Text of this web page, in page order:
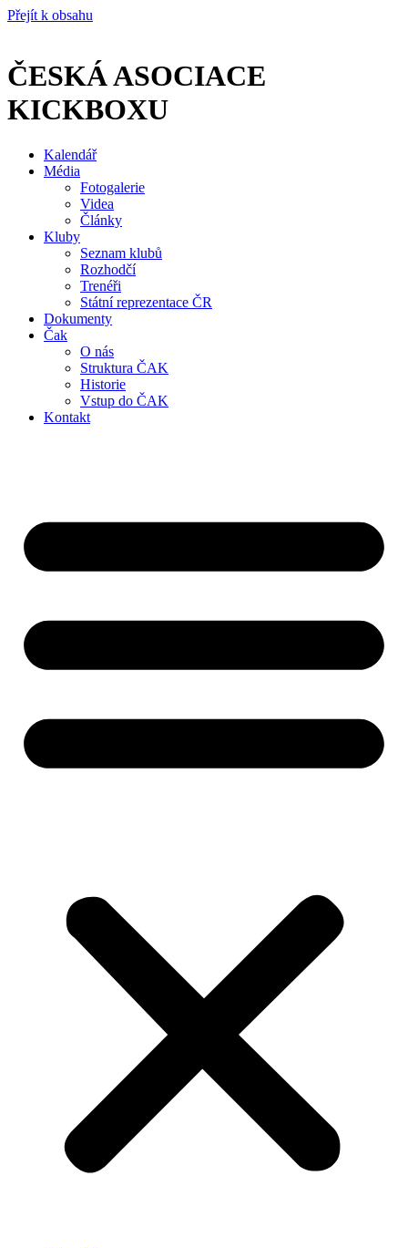
Přejít k obsahu
ČESKÁ ASOCIACE
KICKBOXU
Kalendář
Média
Fotogalerie
Videa
Články
Kluby
Seznam klubů
Rozhodčí
Trenéři
Státní reprezentace ČR
Dokumenty
Čak
O nás
Struktura ČAK
Historie
Vstup do ČAK
Kontakt